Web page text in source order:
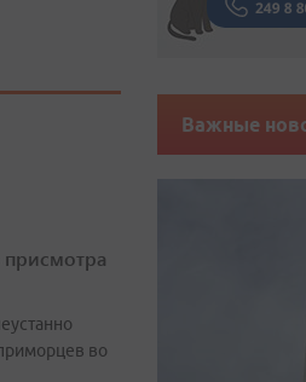
во
Важные